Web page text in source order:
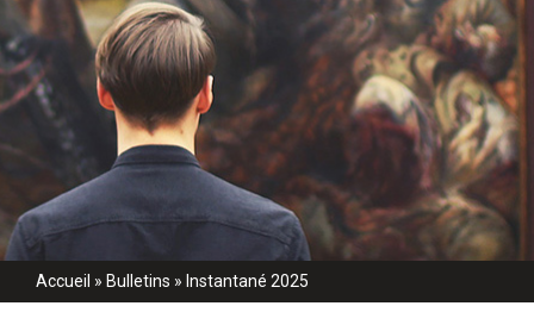
Accueil » Bulletins » Instantané 2025